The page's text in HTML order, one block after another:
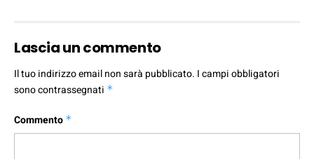
Lascia un commento
Il tuo indirizzo email non sarà pubblicato. I campi obbligatori
sono contrassegnati *
Commento *